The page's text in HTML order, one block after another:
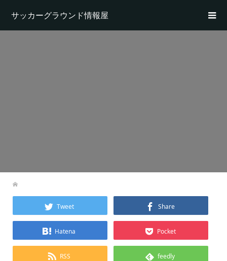
サッカーグラウンド情報屋
Tweet Share
Hatena Pocket
RSS feedly